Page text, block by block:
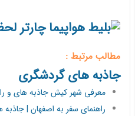
مطالب مرتبط :
جاذبه های گردشگری
معرفی شهر کیش جاذبه های و
راهنمای سفر به اصفهان |